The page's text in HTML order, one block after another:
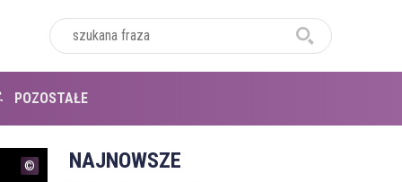
POZOSTAŁE
NAJNOWSZE